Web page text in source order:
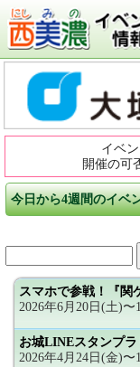
イベ
開催の可
今日から4週間のイ
スマホで参戦！『関
2026年6月20日(土)〜
お城LINEスタンプラ
2026年4月24日(金)〜